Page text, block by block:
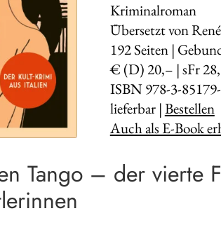
Kriminalroman
Übersetzt von
192Seiten |
€ (D) 20,– | sFr
ISBN 978-3-
lieferbar |Bestellen
Auch als E-Book
Tango – der vierte